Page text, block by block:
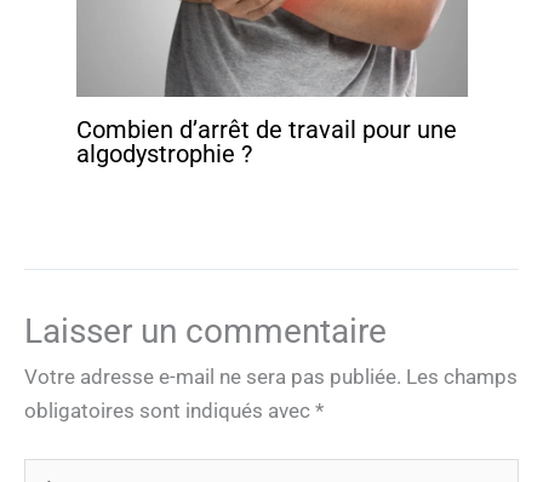
Combien d’arrêt de travail pour une
algodystrophie ?
Laisser un commentaire
Votre adresse e-mail ne sera pas publiée. Les champs
obligatoires sont indiqués avec *